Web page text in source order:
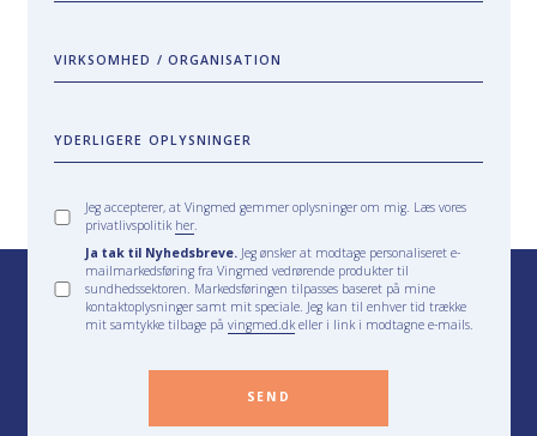
VIRKSOMHED / ORGANISATION
YDERLIGERE OPLYSNINGER
Jeg accepterer, at Vingmed gemmer oplysninger om mig. Læs vores
privatlivspolitik her.
Ja tak til Nyhedsbreve. Jeg ønsker at modtage personaliseret e-
mailmarkedsføring fra Vingmed vedrørende produkter til
sundhedssektoren. Markedsføringen tilpasses baseret på mine
kontaktoplysninger samt mit speciale. Jeg kan til enhver tid trække
mit samtykke tilbage påvingmed.dkeller i link i modtagne e-mails.
SEND